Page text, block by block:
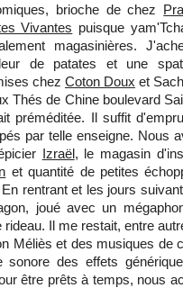
brioche de chez
Vivantes puisque
magasinières.
de patates et une
chez Coton Doux et
Thés de Chine boulevard
préméditée. Il suffit
par telle enseigne. Nous
Izraël, le magasin
et quantité de petites
rentrant et les jours
joué avec un
rideau. Il me restait, entre
Méliès et des musiques de
sonore des effets
être prêts à temps, nous